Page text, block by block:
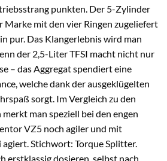
punkten. Der 5-Zylinder
Marke mit den vier Ringen zugeliefert
pur. Das Klangerlebnis wird man
der 2,5-Liter TFSI macht nicht nur
– das Aggregat spendiert eine
welche dank der ausgeklügelten
sorgt. Im Vergleich zu den
man speziell bei den engen
VZ5 noch agiler und mit
Stichwort: Torque Splitter.
erstklassig dosieren, selbst nach